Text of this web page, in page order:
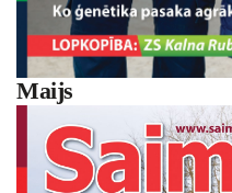
Maijs